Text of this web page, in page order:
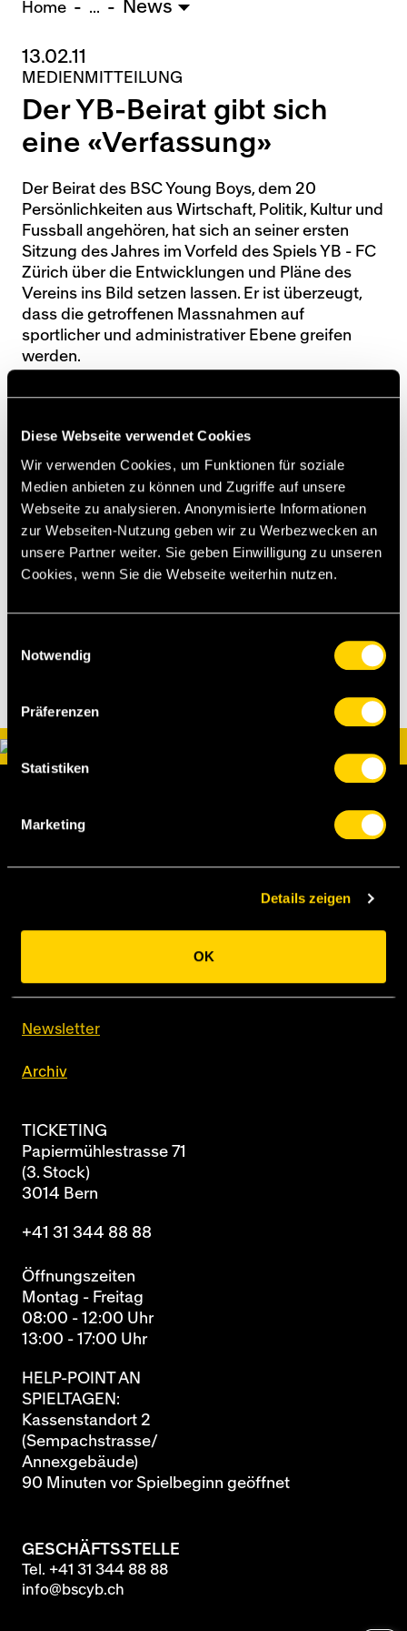
Diese Webseite verwendet Cookies
Wir verwenden Cookies, um Funktionen für soziale
Medien anbieten zu können und Zugriffe auf unsere
Webseite zu analysieren. Anonymisierte Informationen
zur Webseiten-Nutzung geben wir zu Werbezwecken an
unsere Partner weiter. Sie geben Einwilligung zu unseren
Cookies, wenn Sie die Webseite weiterhin nutzen.
Notwendig
Präferenzen
Statistiken
Marketing
Details zeigen
OK
U15 - TOBE *
10:0
Nachwuchs Frauen
Ostermundigen - FU20 *
Biel - FU18 *
0:4
7:2
Thörishaus - FU15
12:1
* = Testspiel / (C) = Cupspiel
Home ... News
13.02.11
MEDIENMITTEILUNG
Der YB-Beirat gibt sich
eine «Verfassung»
Der Beirat des BSC Young Boys, dem 20
Persönlichkeiten aus Wirtschaft, Politik, Kultur und
Fussball angehören, hat sich an seiner ersten
Sitzung des Jahres im Vorfeld des Spiels YB - FC
Zürich über die Entwicklungen und Pläne des
Vereins ins Bild setzen lassen. Er ist überzeugt,
dass die getroffenen Massnahmen auf
sportlicher und administrativer Ebene greifen
werden.
Die einzelnen Beiratsmitglieder werden weiterhin
Boys erfüllen. Um den Austausch mit der
Vereinsleitung zu intensivieren, ist ein
Beiratsausschuss gebildet worden. Dieser wird
die Aufgaben des Beirats und die Art der
Zusammenarbeit in einem schriftlichen
Dokument, einer Art «Verfassung», niederlegen.
Papiermühlestrasse 71
3014 Bern
Newsletter
Archiv
TICKETING
Papiermühlestrasse 71
(3. Stock)
3014 Bern
+41 31 344 88 88
Öffnungszeiten
Montag - Freitag
08:00 - 12:00 Uhr
13:00 - 17:00 Uhr
HELP-POINT AN
SPIELTAGEN:
Kassenstandort 2
(Sempachstrasse/
Annexgebäude)
90 Minuten vor Spielbeginn geöffnet
GESCHÄFTSSTELLE
Tel. +41 31 344 88 88
info@bscyb.ch